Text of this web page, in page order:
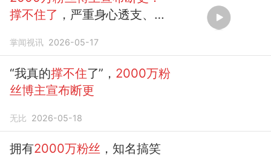
撑不住了 ，严重身心透支、焦
掌闻视讯 2026-05-17
“我真的撑不住了”， 2000万粉
丝博主宣布断更
无比 2026-05-18
拥有2000万粉丝 ，知名搞笑